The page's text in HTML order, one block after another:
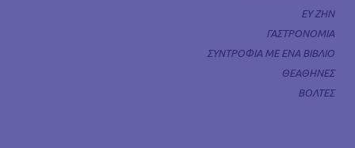
ΕΥ ΖΗΝ
ΓΑΣΤΡΟΝΟΜΙΑ
ΣΥΝΤΡΟΦΙΑ ΜΕ ΕΝΑ ΒΙΒΛΙΟ
ΘΕΑΘΗΝΕΣ
ΒΟΛΤΕΣ